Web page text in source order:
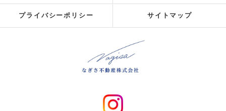
プライバシーポリシー サイトマップ